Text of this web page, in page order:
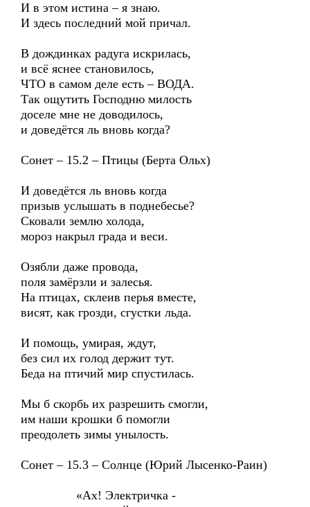
И в этом истина – я знаю.
И здесь последний мой причал.
В дождинках радуга искрилась,
и всё яснее становилось,
ЧТО в самом деле есть – ВОДА.
Так ощутить Господню милость
доселе мне не доводилось,
и доведётся ль вновь когда?
Сонет – 15.2 – Птицы (Берта Ольх)
И доведётся ль вновь когда
призыв услышать в поднебесье?
Сковали землю холода,
мороз накрыл града и веси.
Озябли даже провода,
поля замёрзли и залесья.
На птицах, склеив перья вместе,
висят, как грозди, сгустки льда.
И помощь, умирая, ждут,
без сил их голод держит тут.
Беда на птичий мир спустилась.
Мы б скорбь их разрешить смогли,
им наши крошки б помогли
преодолеть зимы унылость.
Сонет – 15.3 – Солнце (Юрий Лысенко-Раин)
«Ах! Электричка -